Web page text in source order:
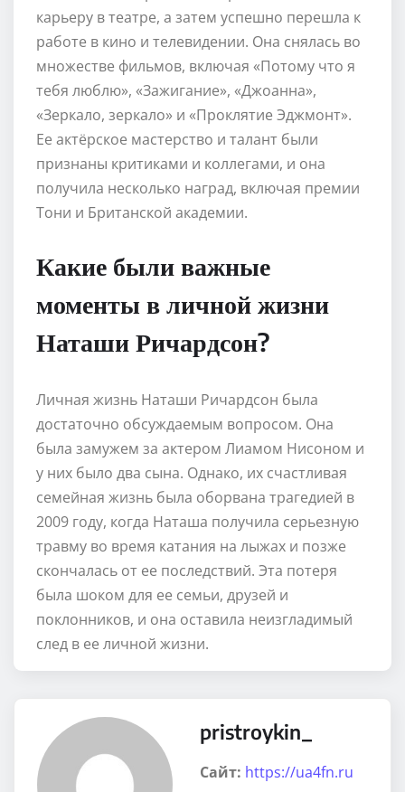
карьеру в театре, а затем успешно перешла к
работе в кино и телевидении. Она снялась во
множестве фильмов, включая «Потому что я
тебя люблю», «Зажигание», «Джоанна»,
«Зеркало, зеркало» и «Проклятие Эджмонт».
Ее актёрское мастерство и талант были
признаны критиками и коллегами, и она
получила несколько наград, включая премии
Тони и Британской академии.
Какие были важные
моменты в личной жизни
Наташи Ричардсон?
Личная жизнь Наташи Ричардсон была
достаточно обсуждаемым вопросом. Она
была замужем за актером Лиамом Нисоном и
у них было два сына. Однако, их счастливая
семейная жизнь была оборвана трагедией в
2009 году, когда Наташа получила серьезную
травму во время катания на лыжах и позже
скончалась от ее последствий. Эта потеря
была шоком для ее семьи, друзей и
поклонников, и она оставила неизгладимый
след в ее личной жизни.
pristroykin_
Сайт: https://ua4fn.ru